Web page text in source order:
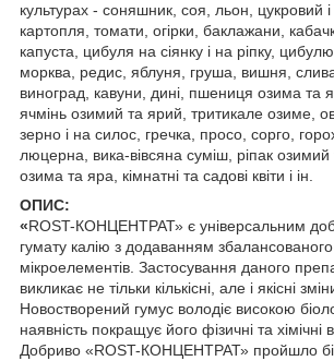
культурах - соняшник, соя, льон, цукровий
картопля, томати, огірки, баклажани,
капуста, цибуля на сіянку і на ріпку,
морква, редис, яблуня, груша, вишня,
виноград, кавуни, дині, пшениця озима та
ячмінь озимий та ярий, тритикале озиме,
зерно і на силос, гречка, просо, сорго,
люцерна, вика-вівсяна суміш, ріпак озимий
озима та яра, кімнатні та садові квіти і ін.
ОПИС:
«ROST-КОНЦЕНТРАТ» є універсальним
гумату калію з додаванням
мікроелементів. Застосування даного
викликає не тільки кількісні, але і якісні
Новостворений гумус володіє високою
наявність покращує його фізичні та хімічні
Добриво «ROST-КОНЦЕНТРАТ» пройшло